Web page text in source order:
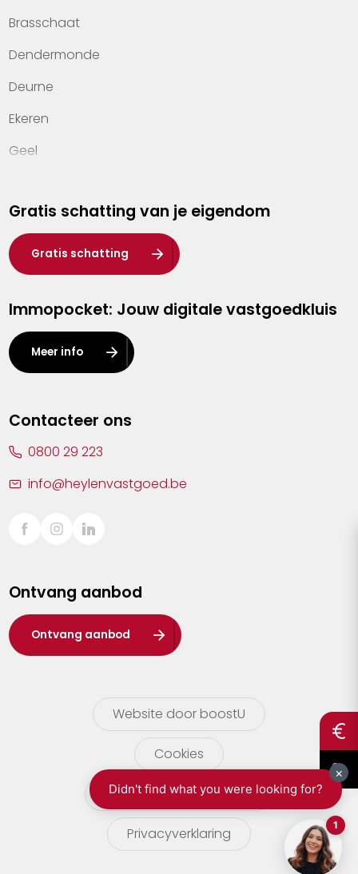
Veelgestelde vragen
Werken bij Heylen Vastgoed
Contact
Brasschaat
Dendermonde
Deurne
Ekeren
Geel
Hasselt
Heist-op-den-Berg
Herentals
Kalmthout
Leuven
Lier
Sint-Truiden
Waasland
Wuustwezel
Zoersel
Gratis schatting van je eigendom
Gratis schatting
Immopocket: Jouw digitale vastgoedkluis
Meer info
Contacteer ons
0800 29 223
info@heylenvastgoed.be
Ontvang aanbod
Ontvang aanbod
Website door boostU
Cookies
gebruikersvoorwaarden
Privacyverklaring